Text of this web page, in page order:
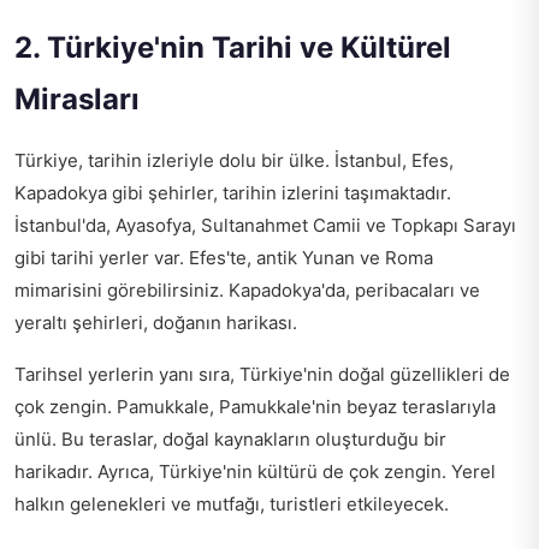
2. Türkiye'nin Tarihi ve Kültürel
Mirasları
Türkiye, tarihin izleriyle dolu bir ülke. İstanbul, Efes,
Kapadokya gibi şehirler, tarihin izlerini taşımaktadır.
İstanbul'da, Ayasofya, Sultanahmet Camii ve Topkapı Sarayı
gibi tarihi yerler var. Efes'te, antik Yunan ve Roma
mimarisini görebilirsiniz. Kapadokya'da, peribacaları ve
yeraltı şehirleri, doğanın harikası.
Tarihsel yerlerin yanı sıra, Türkiye'nin doğal güzellikleri de
çok zengin. Pamukkale, Pamukkale'nin beyaz teraslarıyla
ünlü. Bu teraslar, doğal kaynakların oluşturduğu bir
harikadır. Ayrıca, Türkiye'nin kültürü de çok zengin. Yerel
halkın gelenekleri ve mutfağı, turistleri etkileyecek.